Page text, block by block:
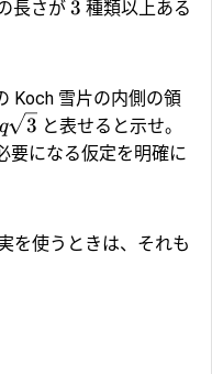
長さが 3 種類以上ある
Koch 雪片の内側の領
q 3 と表せると示せ。
要になる仮定を明確に
を使うときは、それも